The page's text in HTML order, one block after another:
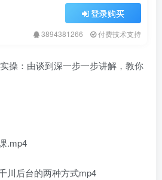
登录购买
3894381266 付费技术支持
操：由谈到深一步一步讲解，教你
.mp4
川后台的两种方式mp4